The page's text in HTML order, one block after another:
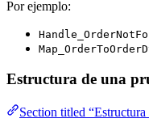
Por ejemplo:
Estructura de una
Section titled